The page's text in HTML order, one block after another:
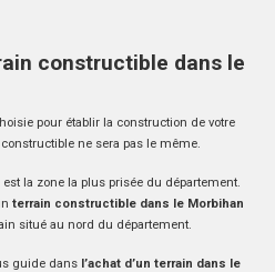
constructible dans le
pour établir la construction de votre
ne sera pas le même.
la zone la plus prisée du département.
terrain constructible dans le Morbihan
situé au nord du département.
guide dans l’achat d’un terrain dans le